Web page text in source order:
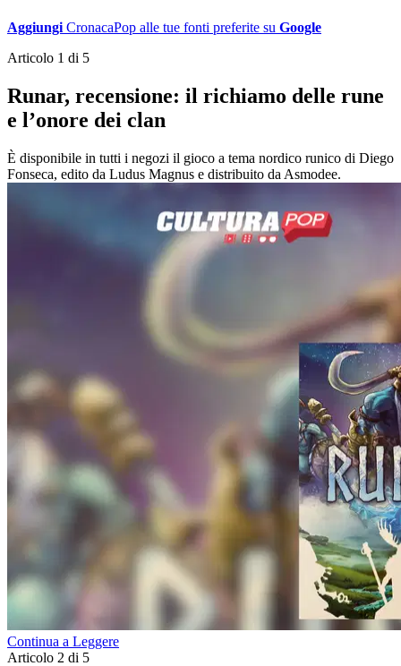
Aggiungi CronacaPop alle tue fonti preferite su Google
Articolo 1 di 5
Runar, recensione: il richiamo delle rune
e l’onore dei clan
È disponibile in tutti i negozi il gioco a tema nordico runico di Diego
Fonseca, edito da Ludus Magnus e distribuito da Asmodee.
Continua a Leggere
Articolo 2 di 5